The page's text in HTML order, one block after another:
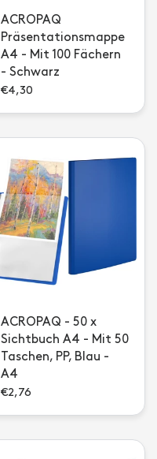
ACROPAQ
Präsentationsmappe
A4 - Mit 100 Fächern
- Schwarz
€4,30
ACROPAQ - 50 x
Sichtbuch A4 - Mit 50
Taschen, PP, Blau -
A4
€2,76